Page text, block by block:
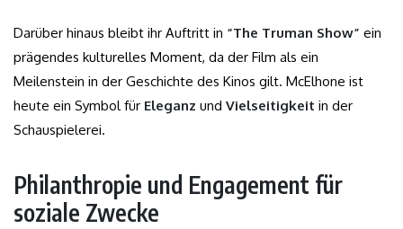
Darüber hinaus bleibt ihr Auftritt in “The Truman Show” ein
prägendes kulturelles Moment, da der Film als ein
Meilenstein in der Geschichte des Kinos gilt. McElhone ist
heute ein Symbol für Eleganz und Vielseitigkeit in der
Schauspielerei.
Philanthropie und Engagement für
soziale Zwecke